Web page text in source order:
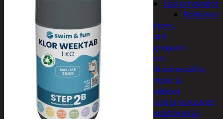
Lisä ja työvalot
Polttimot
Irtomoottorit,
aggregaatit
Aggregaatit
Lisälaitteet
Polttoainesäiliöt,
pumput ja
tarvikkeet
Vinssit ja varusteet
Öljyt, suodattimet ja